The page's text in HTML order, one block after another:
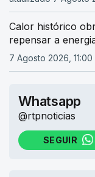
Calor histórico
repensar a
7 Agosto 2026, 11:00
Whatsapp
@rtpnoticias
SEGUIR
NO